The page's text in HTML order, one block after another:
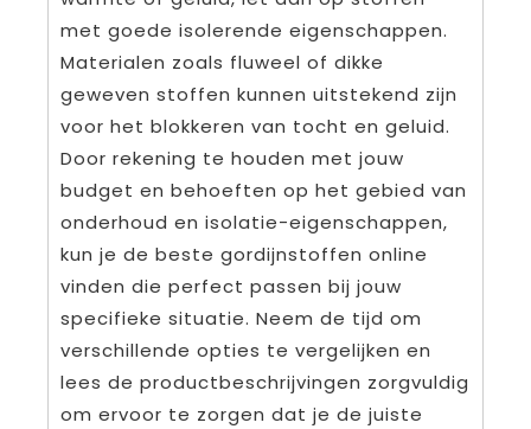
met goede isolerende eigenschappen.
Materialen zoals fluweel of dikke
geweven stoffen kunnen uitstekend zijn
voor het blokkeren van tocht en geluid.
Door rekening te houden met jouw
budget en behoeften op het gebied van
onderhoud en isolatie-eigenschappen,
kun je de beste gordijnstoffen online
vinden die perfect passen bij jouw
specifieke situatie. Neem de tijd om
verschillende opties te vergelijken en
lees de productbeschrijvingen zorgvuldig
om ervoor te zorgen dat je de juiste